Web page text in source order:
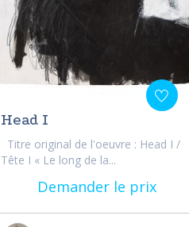
Head I
Titre original de l'oeuvre : Head I /
Tête I « Le long de la...
Demander le prix